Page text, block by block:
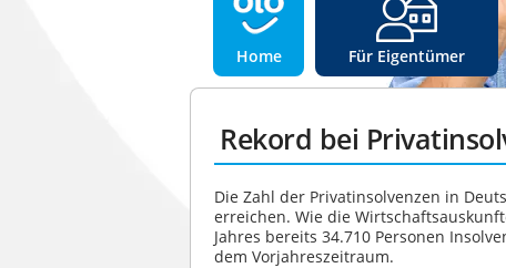
Home Für Eigentümer
Rekord bei
Die Zahl der Privatinsolvenzen in
erreichen. Wie die
Jahres bereits 34.710 Personen
dem Vorjahreszeitraum.